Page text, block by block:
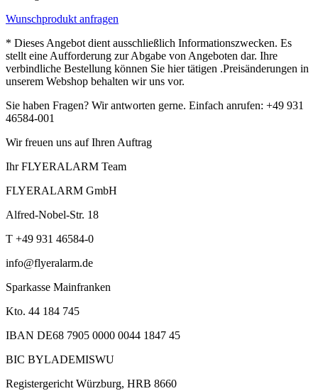
Wunschprodukt anfragen
* Dieses Angebot dient ausschließlich Informationszwecken. Es
stellt eine Aufforderung zur Abgabe von Angeboten dar. Ihre
verbindliche Bestellung können Sie hier tätigen .Preisänderungen in
unserem Webshop behalten wir uns vor.
Sie haben Fragen? Wir antworten gerne. Einfach anrufen: +49 931
46584-001
Wir freuen uns auf Ihren Auftrag
Ihr FLYERALARM Team
FLYERALARM GmbH
Alfred-Nobel-Str. 18
T +49 931 46584-0
info@flyeralarm.de
Sparkasse Mainfranken
Kto. 44 184 745
IBAN DE68 7905 0000 0044 1847 45
BIC BYLADEMISWU
Registergericht Würzburg, HRB 8660